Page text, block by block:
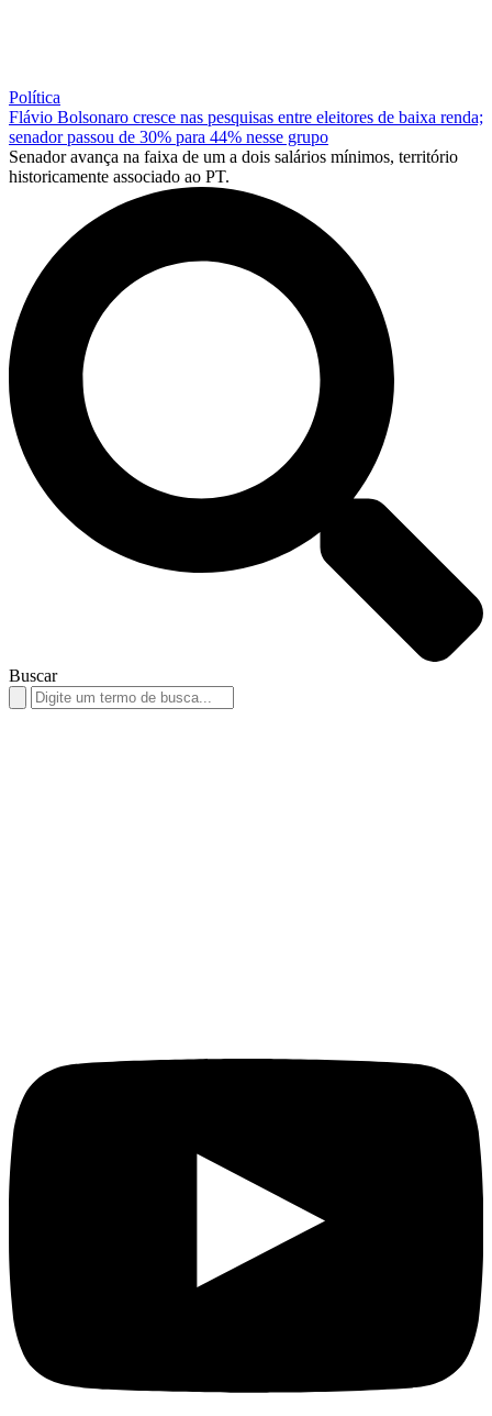
Política
Flávio Bolsonaro cresce nas pesquisas entre eleitores de baixa renda;
senador passou de 30% para 44% nesse grupo
Senador avança na faixa de um a dois salários mínimos, território
historicamente associado ao PT.
Buscar
Search
for: